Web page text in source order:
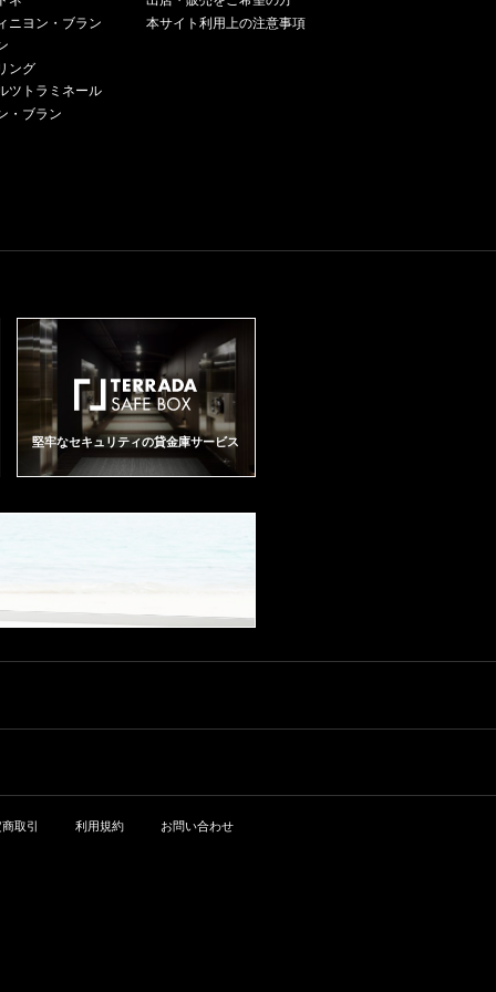
散します。そして常に遍在する
し、テロワールの真髄を呼び起
りるのも稀でした。そして雨の
から始まった干ばつは8月中旬ま
で続き、 豊富な日照量と相まっ
て、シャンパーニュ地方はまば
ゆいばかりの気候条件を迎えま
した。シャルドネの開花は6月11
日に始まります。8月に入ってブ
ドウが熟し始め、数日後に続い
た救いの雨 が涼しい気温をもた
らし、慎重かつ確実にブドウが
す。そして9月8日に収穫が始ま
た。その結果、ブドウは見事に
ドウが熟し始め、数日後に続い
た救いの雨 が涼しい気温をもた
す。そして9月8日に収穫が始ま
いたのです。
ン。その上、より優れた年にし
べてを変えてしまう。そんな繊
ル・メニル村で育つブドウに特
有のミネラル感が際立ちます。
繊細で深みのある性格を持った
ワインを生み出すテロワールの
本性がよく表現されました。豊
満で余韻の長い味わいは、口の
中で完璧なバランスを示し、壮
大な力強さを感じさせます。そ
の温かみは、しっかりとした骨
たヘーゼルナッツ、塩バターキ
灰感と唾液を湧出させるような
と自然がもたらす素材を尊重し
た、夢のような逸品に仕上がる
られる行程は、各ブドウの性格
7は、淡いトーンの中でレモンイ
エロー、または緑色の反射光を
もつ黄金色が私達の目を楽しま
せてくれます。泡は繊細で敏
捷。活気があってエネルギッシ
ュなサロン2007のイメージその
ものです。グラスからは、レモ
ーブの香りが立ち込めます。口
小石の多い土壌のテロワールの
の衝撃、終わることのないきら
との相性が抜群で、このワイン
基盤を思い起こさせてくれるよ
うなワイン。それはまるで、大
905年まで、私たちをタイムスリ
の特別なシャンパーニュを考案
5は私たちの五感全てを魅了しま
す。きらめくゴールドの色合い
はグリーンとシルバーのハイラ
イトによって引き立てられ、き
め細かい泡が優雅で刺激的に炸
裂すると同時に、白い花、菩提
樹やスイカズラなどのはっきり
散します。 そして常に遍在する
感の完璧なバランスをもたら
こします。濃厚かつエレガント
な味わいは豊満さと繊細さを同
にぴったりのグルメワインであ
ラモット、ブラン・ド・ブラン
の偉大なワイン、サロン2015の
ジュであるシャルドネ、唯一の
ロンが、初の傑作を生み出した1
905年まで、私たちをタイムスリ
ップさせてくれます。 ル・メニ
ル・シュール・オジェ村の単一
クリュで育つシャルドネのみで
作られたヴィンテージワイン
は、最高の年にしか造られませ
ん。当初、エメ・サロンは自分
自身と友人たちのためだけにこ
す。きらめくゴールドの色合い
イトによって引き立てられ、き
とした口当たりは、塩味と爽快
感の完璧なバランスをもたら
ニヨン・ブラン
ング
ツトラミネール
・ブラン
本サイト利用上の注意事項
堅牢なセキュリティの貸金庫サービス
取引 利用規約 お問い合わせ